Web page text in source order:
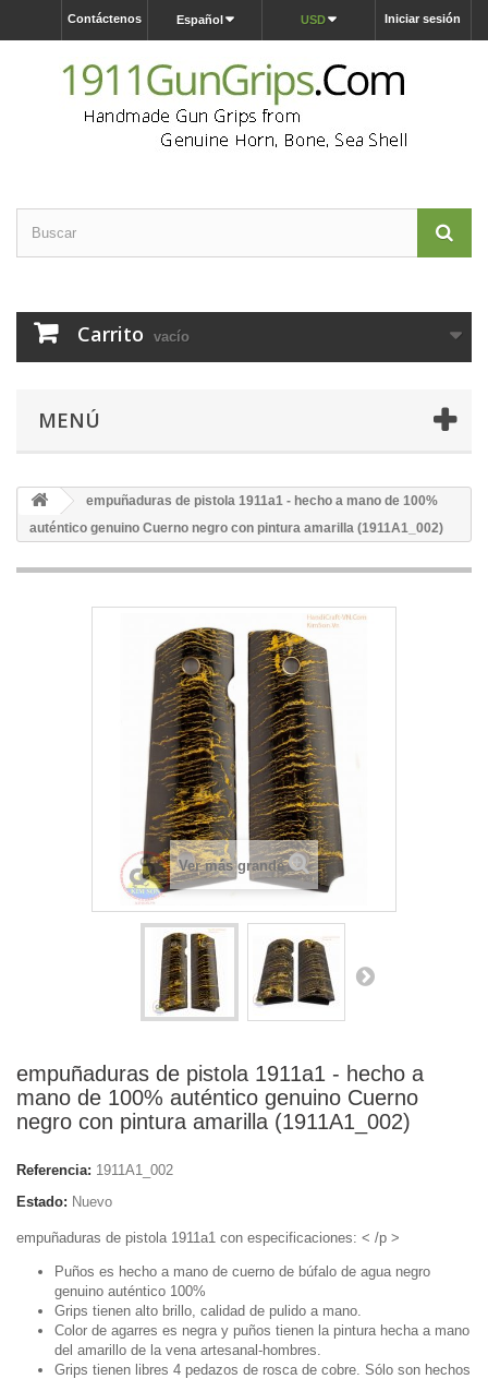
Iniciar sesión
USD
Español
Contáctenos
Carrito vacío
MENÚ
empuñaduras de pistola 1911a1 - hecho a mano de 100%
auténtico genuino Cuerno negro con pintura amarilla (1911A1_002)
Ver más grande
empuñaduras de pistola 1911a1 - hecho a
mano de 100% auténtico genuino Cuerno
negro con pintura amarilla (1911A1_002)
Referencia: 1911A1_002
Estado: Nuevo
empuñaduras de pistola 1911a1 con especificaciones: < /p >
Puños es hecho a mano de cuerno de búfalo de agua negro
genuino auténtico 100%
Grips tienen alto brillo, calidad de pulido a mano.
Color de agarres es negra y puños tienen la pintura hecha a mano
del amarillo de la vena artesanal-hombres.
Grips tienen libres 4 pedazos de rosca de cobre. Sólo son hechos